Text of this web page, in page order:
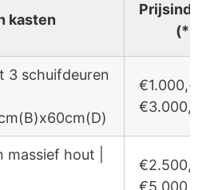
kasten
(*)
3 schuifdeuren
€1.000,- /
€3.000,-
hout |
€2.500,- /
€5.000,-